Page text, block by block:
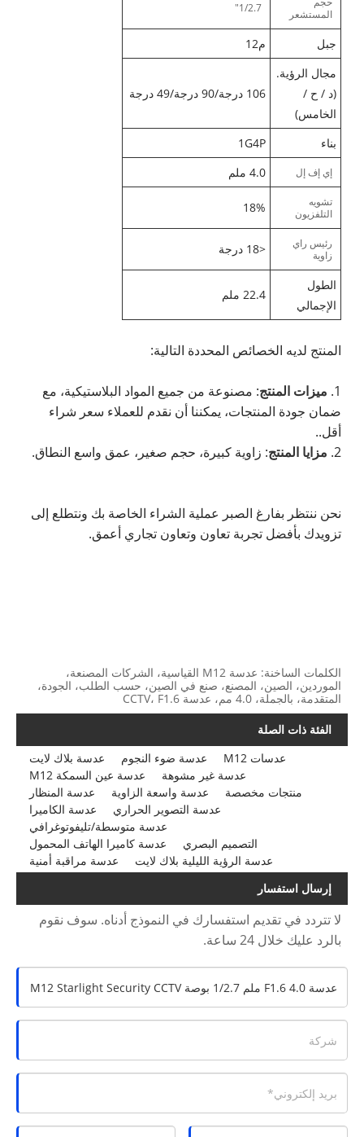
المستشعر
1/2.7"
جبل
م12
مجال الرؤية.
(د / ح /
الخامس)
106 درجة/90 درجة/49 درجة
بناء 1G4P
إي إف إل 4.0 ملم
تشويه
التلفزيون
18%
رئيس راي
زاوية
<18 درجة
الطول
الإجمالي
22.4 ملم
المنتج لديه الخصائص المحددة التالية:
1. ميزات المنتج: مصنوعة من جميع المواد البلاستيكية، مع
ضمان جودة المنتجات، يمكننا أن نقدم للعملاء سعر شراء
أقل..
2. مزايا المنتج: زاوية كبيرة، حجم صغير، عمق واسع النطاق.
نحن ننتظر بفارغ الصبر عملية الشراء الخاصة بك ونتطلع إلى
تزويدك بأفضل تجربة تعاون وتعاون تجاري أعمق.
الكلمات الساخنة: عدسة M12 القياسية، الشركات المصنعة،
الموردين، الصين، المصنع، صنع في الصين، حسب الطلب، الجودة،
المتقدمة، بالجملة، 4.0 مم، عدسة CCTV، F1.6
الفئة ذات الصلة
عدسة بلاك لايت
عدسة ضوء النجوم
عدسات M12
عدسة عين السمكة M12
عدسة غير مشوهة
عدسة المنظار
عدسة واسعة الزاوية
منتجات مخصصة
عدسة الكاميرا
عدسة التصوير الحراري
عدسة متوسطة/تليفوتوغرافي
عدسة كاميرا الهاتف المحمول
التصميم البصري
عدسة مراقبة أمنية
عدسة الرؤية الليلية بلاك لايت
إرسال استفسار
لا تتردد في تقديم استفسارك في النموذج أدناه. سوف نقوم
بالرد عليك خلال 24 ساعة.